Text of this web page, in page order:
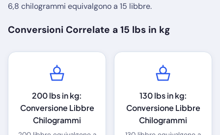
6,8 chilogrammi equivalgono a 15 libbre.
Conversioni Correlate a 15 lbs in kg
200 lbs in kg:
Conversione Libbre
Chilogrammi
130 lbs in kg:
Conversione Libbre
Chilogrammi